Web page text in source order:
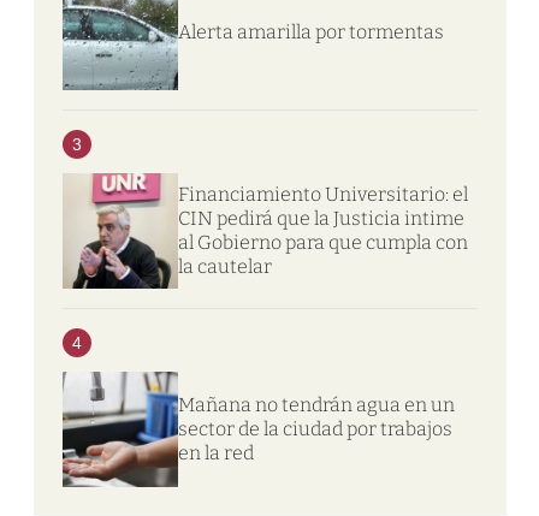
Alerta amarilla por tormentas
3
Financiamiento Universitario: el
CIN pedirá que la Justicia intime
al Gobierno para que cumpla con
la cautelar
4
Mañana no tendrán agua en un
sector de la ciudad por trabajos
en la red